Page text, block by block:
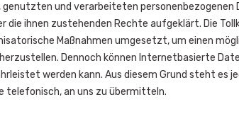
und verarbeiteten personenbezogenen
ihnen zustehenden Rechte aufgeklärt. Die
Maßnahmen umgesetzt, um einen
Dennoch können Internetbasierte
werden kann. Aus diesem Grund steht es
telefonisch, an uns zu übermitteln.